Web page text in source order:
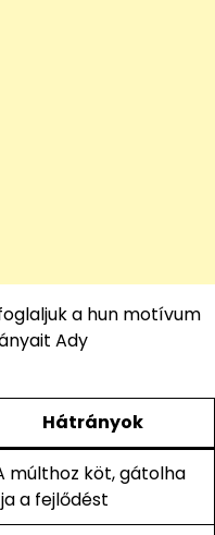
a hun motívum
Ady
Hátrányok
múlthoz köt, gátolha
a fejlődést